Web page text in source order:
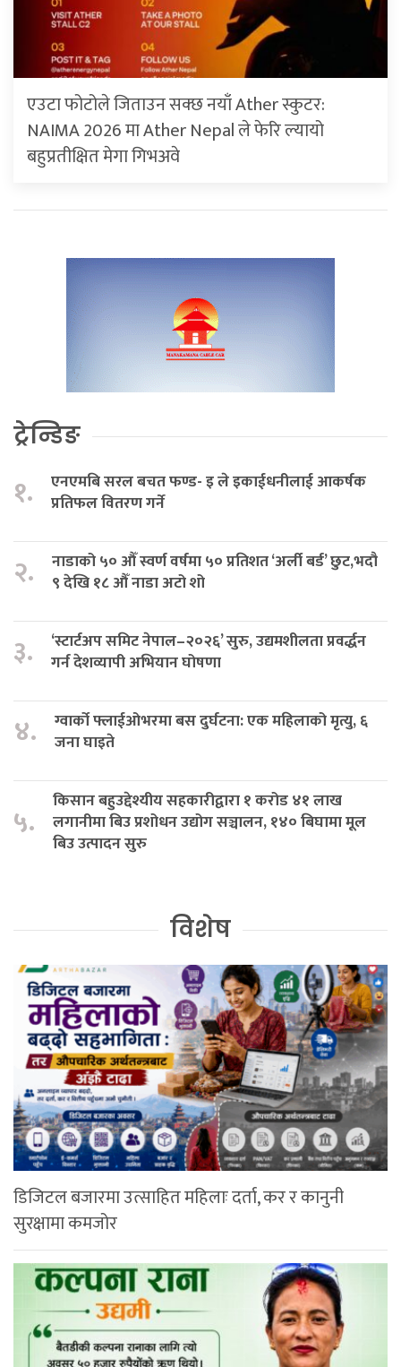
एउटा फोटोले जिताउन सक्छ नयाँ Ather स्कुटर:
NAIMA 2026 मा Ather Nepal ले फेरि ल्यायो
बहुप्रतीक्षित मेगा गिभअवे
ट्रेन्डिङ
१.
एनएमबि सरल बचत फण्ड- इ ले इकाईधनीलाई आकर्षक
प्रतिफल वितरण गर्ने
२.
नाडाको ५० औँ स्वर्ण वर्षमा ५० प्रतिशत ‘अर्ली बर्ड’ छुट,भदौ
९ देखि १८ औँ नाडा अटो शो
३.
‘स्टार्टअप समिट नेपाल–२०२६’ सुरु, उद्यमशीलता प्रवर्द्धन
गर्न देशव्यापी अभियान घोषणा
४.
ग्वार्को फ्लाईओभरमा बस दुर्घटना: एक महिलाको मृत्यु, ६
जना घाइते
५.
किसान बहुउद्देश्यीय सहकारीद्वारा १ करोड ४१ लाख
लगानीमा बिउ प्रशोधन उद्योग सञ्चालन, १४० बिघामा मूल
बिउ उत्पादन सुरु
विशेष
डिजिटल बजारमा उत्साहित महिलाः दर्ता, कर र कानुनी
सुरक्षामा कमजोर